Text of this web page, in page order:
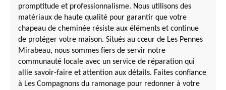
promptitude et professionnalisme. Nous utilisons des
matériaux de haute qualité pour garantir que votre
chapeau de cheminée résiste aux éléments et continue
de protéger votre maison. Situés au cœur de Les Pennes
Mirabeau, nous sommes fiers de servir notre
communauté locale avec un service de réparation qui
allie savoir-faire et attention aux détails. Faites confiance
à Les Compagnons du ramonage pour redonner à votre